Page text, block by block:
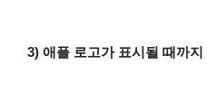
3) 애플 로고가 표시될 때까